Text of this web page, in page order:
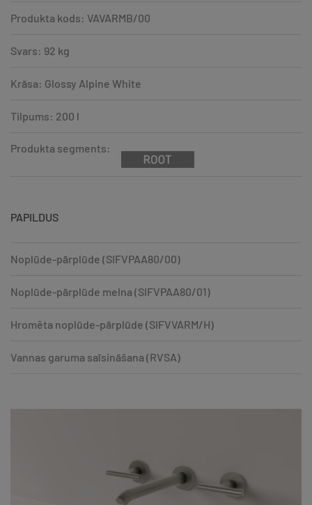
Produkta kods: VAVARMB/00
Svars: 92 kg
Krāsa: Glossy Alpine White
Tilpums: 200 l
Produkta segments:
PAPILDUS
Noplūde-pārplūde (SIFVPAA80/00)
Noplūde-pārplūde melna (SIFVPAA80/01)
Hromēta noplūde-pārplūde (SIFVVARM/H)
Vannas garuma saīsināšana (RVSA)